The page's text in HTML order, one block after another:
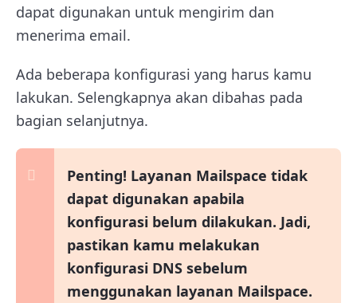
dapat digunakan untuk mengirim dan
menerima email.
Ada beberapa konfigurasi yang harus kamu
lakukan. Selengkapnya akan dibahas pada
bagian selanjutnya.
Penting! Layanan Mailspace tidak
dapat digunakan apabila
konfigurasi belum dilakukan. Jadi,
pastikan kamu melakukan
konfigurasi DNS sebelum
menggunakan layanan Mailspace.